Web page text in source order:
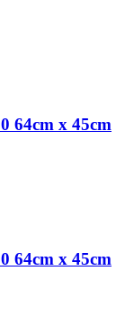
64cm x 45cm
64cm x 45cm